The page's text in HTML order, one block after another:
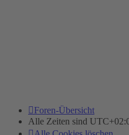
Foren-Übersicht
Alle Zeiten sind